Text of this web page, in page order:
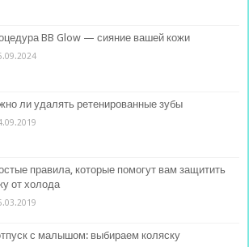
BB Glow — сияние вашей кожи
ли удалять ретенированные зубы
правила, которые помогут вам защитить
от холода
с малышом: выбираем коляску